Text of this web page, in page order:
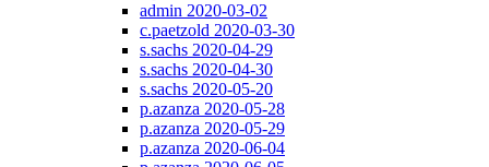
admin 2020-03-02
c.paetzold 2020-03-30
s.sachs 2020-04-29
s.sachs 2020-04-30
s.sachs 2020-05-20
p.azanza 2020-05-28
p.azanza 2020-05-29
p.azanza 2020-06-04